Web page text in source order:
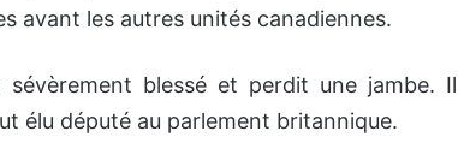
avant les autres unités canadiennes.
blessé et perdit une jambe. Il
élu député au parlement britannique.